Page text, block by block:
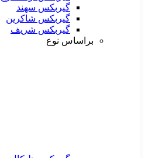
گیربکس سهند
گیربکس شاکرین
گیربکس شریف
براساس نوع